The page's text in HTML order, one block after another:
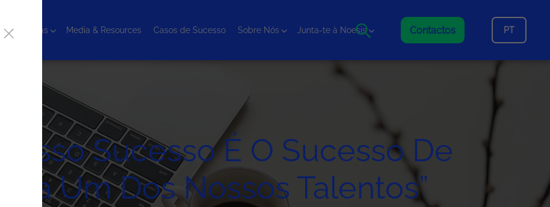
Tecnologias Media & Resources Casos de Sucesso Sobre Nós Junta-te à Noesis Contactos PT
Sucesso É O Sucesso De
Um Dos Nossos Talentos”